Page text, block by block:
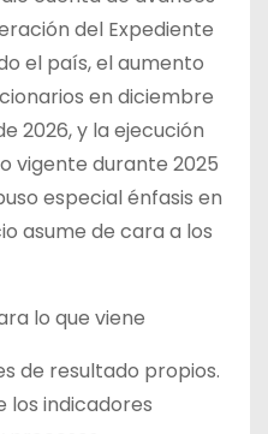
del Expediente
el país, el aumento
en diciembre
2026, y la ejecución
vigente durante 2025
especial énfasis en
asume de cara a los
lo que viene
de resultado propios.
los indicadores